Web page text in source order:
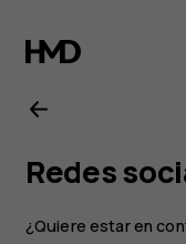
Guía
del
de
Redes
¿Quiere estar en